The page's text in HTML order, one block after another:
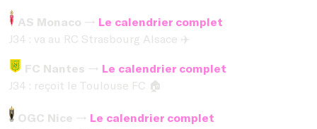
AS Monaco → Le calendrier complet
J34 : va au RC Strasbourg Alsace ✈️
FC Nantes → Le calendrier complet
J34 : reçoit le Toulouse FC 🏠
OGC Nice → Le calendrier complet